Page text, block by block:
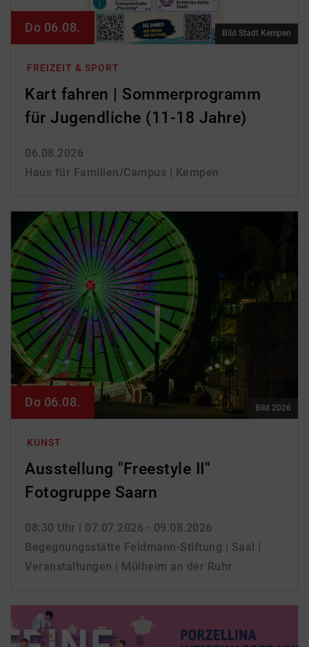
FREIZEIT & SPORT
Kart fahren | Sommerprogramm
für Jugendliche (11-18 Jahre)
06.08.2026
Haus für Familien/Campus | Kempen
Do 06.08. Bild Stadt Kempen
KUNST
Ausstellung "Freestyle II"
Fotogruppe Saarn
08:30 Uhr | 07.07.2026 - 09.08.2026
Begegnungsstätte Feldmann-Stiftung | Saal |
Veranstaltungen | Mülheim an der Ruhr
Do 06.08. Bild 2026